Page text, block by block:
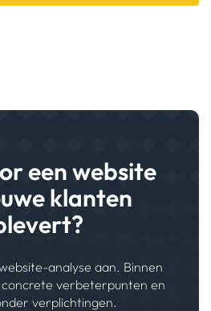
een website
klanten
analyse aan. Binnen
verbeterpunten en
verplichtingen.